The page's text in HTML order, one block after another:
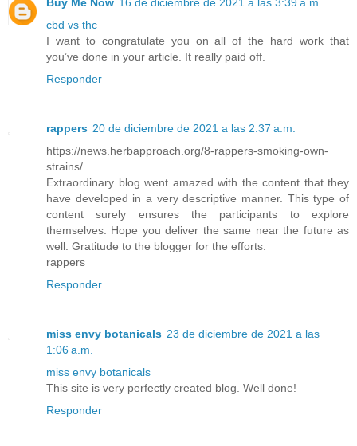
cbd vs thc
I want to congratulate you on all of the hard work that
you’ve done in your article. It really paid off.
Responder
rappers 20 de diciembre de 2021 a las 2:37 a.m.
https://news.herbapproach.org/8-rappers-smoking-own-
strains/
Extraordinary blog went amazed with the content that they
have developed in a very descriptive manner. This type of
content surely ensures the participants to explore
themselves. Hope you deliver the same near the future as
well. Gratitude to the blogger for the efforts.
rappers
Responder
miss envy botanicals 23 de diciembre de 2021 a las
1:06 a.m.
miss envy botanicals
This site is very perfectly created blog. Well done!
Responder